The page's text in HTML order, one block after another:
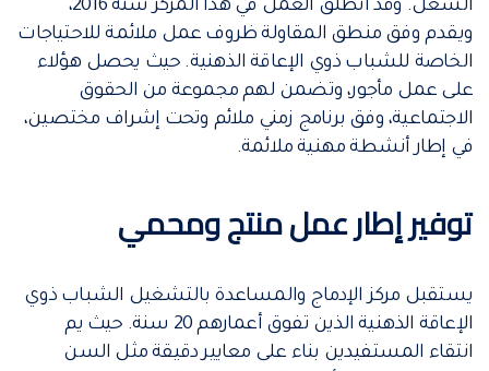
الشغل. وقد انطلق العمل في هذا المركز سنة 2016،
ويقدم وفق منطق المقاولة ظروف عمل ملائمة للاحتياجات
الخاصة للشباب ذوي الإعاقة الذهنية. حيث يحصل هؤلاء
على عمل مأجور، وتضمن لهم مجموعة من الحقوق
الاجتماعية، وفق برنامج زمني ملائم وتحت إشراف مختصين،
في إطار أنشطة مهنية ملائمة.
توفير إطار عمل منتج ومحمي
يستقبل مركز الإدماج والمساعدة بالتشغيل الشباب ذوي
الإعاقة الذهنية الذين تفوق أعمارهم 20 سنة. حيث يم
انتقاء المستفيدين بناء على معايير دقيقة مثل السن